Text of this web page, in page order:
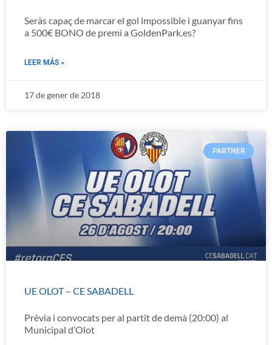
Seràs capaç de marcar el gol impossible i guanyar fins
a 500€ BONO de premi a GoldenPark.es?
LEER MÁS »
17 de gener de 2018
PARTNER
UE OLOT – CE SABADELL
Prèvia i convocats per al partit de demà (20:00) al
Municipal d’Olot